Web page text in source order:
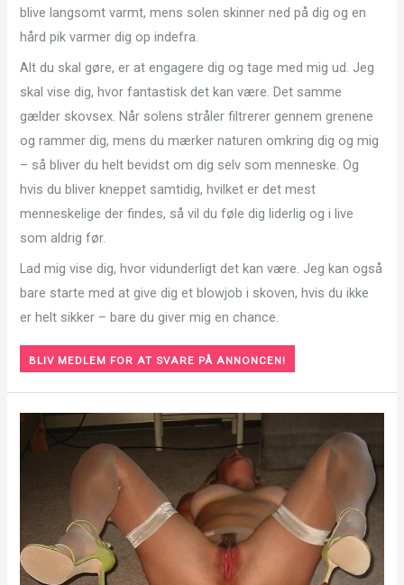
blive langsomt varmt, mens solen skinner ned på dig og en
hård pik varmer dig op indefra.
Alt du skal gøre, er at engagere dig og tage med mig ud. Jeg
skal vise dig, hvor fantastisk det kan være. Det samme
gælder skovsex. Når solens stråler filtrerer gennem grenene
og rammer dig, mens du mærker naturen omkring dig og mig
– så bliver du helt bevidst om dig selv som menneske. Og
hvis du bliver kneppet samtidig, hvilket er det mest
menneskelige der findes, så vil du føle dig liderlig og i live
som aldrig før.
Lad mig vise dig, hvor vidunderligt det kan være. Jeg kan også
bare starte med at give dig et blowjob i skoven, hvis du ikke
er helt sikker – bare du giver mig en chance.
BLIV MEDLEM FOR AT SVARE PÅ ANNONCEN!